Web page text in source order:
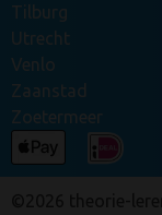
Tilburg
Utrecht
Venlo
Zaanstad
Zoetermeer